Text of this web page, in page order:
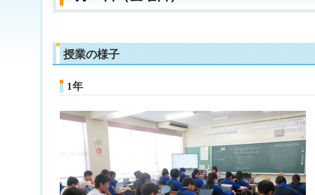
授業の様子
1年